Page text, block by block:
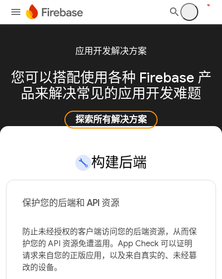
应用开发解决方案
您可以搭配使用各种 Firebase 产
品来解决常见的应用开发难题
探索所有解决方案
构建后端
保护您的后端和 API 资源
防止未经授权的客户端访问您的后端资源，从而保
护您的 API 资源免遭滥用。App Check 可以证明
请求来自您的正版应用，以及来自真实的、未经篡